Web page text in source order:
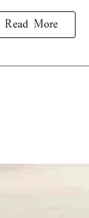
Read More